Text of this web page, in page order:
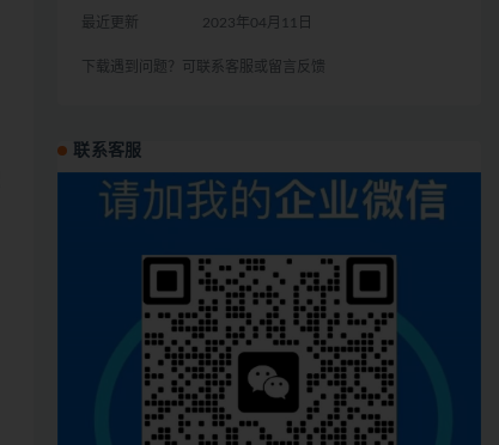
最近更新 2023年04月11日
下载遇到问题？可联系客服或留言反馈
联系客服